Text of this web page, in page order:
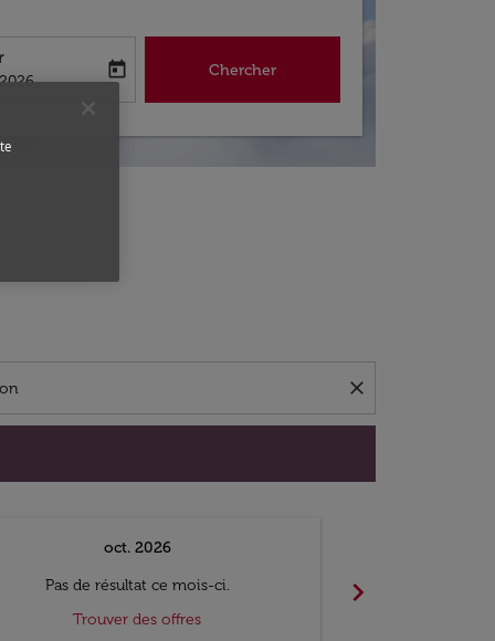
return-date-aria-label
today Chercher
close
oct. 2026
Pas de résultat ce mois-ci.
Trouver des offres
chevron_right